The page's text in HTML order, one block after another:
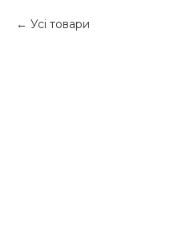
Усі товари